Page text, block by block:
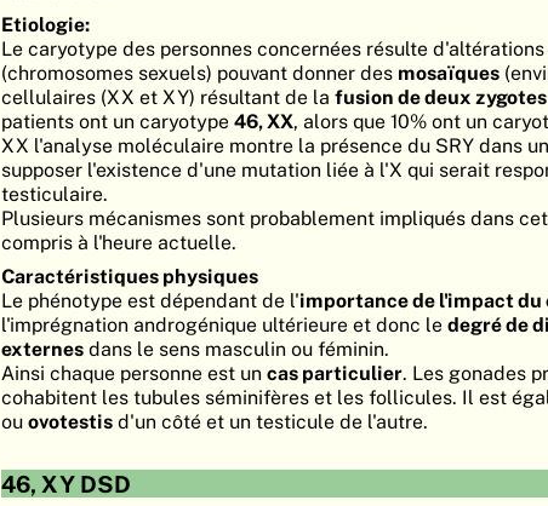
Etiologie:
Le caryotype des personnes concernées résulte d'altérations
(chromosomes sexuels) pouvant donner des mosaïques
cellulaires (XX et XY) résultant de la fusion de deux
patients ont un caryotype 46, XX, alors que 10% ont un
XX l'analyse moléculaire montre la présence du SRY dans
supposer l'existence d'une mutation liée à l'X qui serait
testiculaire.
Plusieurs mécanismes sont probablement impliqués dans
compris à l'heure actuelle.
Caractéristiques physiques
Le phénotype est dépendant de l'importance de l'impact du
l'imprégnation androgénique ultérieure et donc le degré de
externes dans le sens masculin ou féminin.
Ainsi chaque personne est un cas particulier. Les gonades
cohabitent les tubules séminifères et les follicules. Il est
ou ovotestis d'un côté et un testicule de l'autre.
46, XY DSD